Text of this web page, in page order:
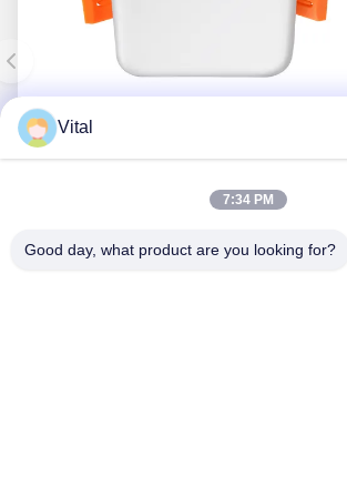
Obtenez le meilleur prix
Vital
7:34 PM
Good day, what product are you looking for?